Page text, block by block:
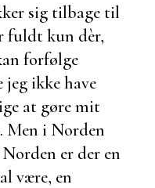
sig tilbage til
fuldt kun dèr,
forfølge
ikke have
at gøre mit
Men i Norden
er der en
være, en